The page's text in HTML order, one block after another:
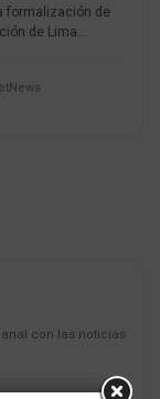
formalización de
de Lima...
con las noticias